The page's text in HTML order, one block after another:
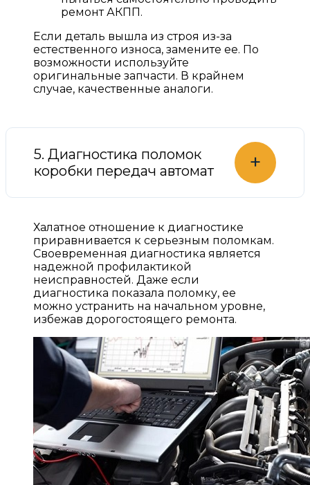
ремонт АКПП.
Если деталь вышла из строя из-за
естественного износа, замените ее. По
возможности используйте
оригинальные запчасти. В крайнем
случае, качественные аналоги.
5. Диагностика поломок
коробки передач автомат
+
Халатное отношение к диагностике
приравнивается к серьезным поломкам.
Своевременная диагностика является
надежной профилактикой
неисправностей. Даже если
диагностика показала поломку, ее
можно устранить на начальном уровне,
избежав дорогостоящего ремонта.